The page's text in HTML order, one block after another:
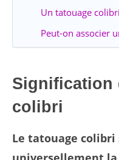
Un tatouage
Peut-on associer
Signification
colibri
Le tatouage colibri